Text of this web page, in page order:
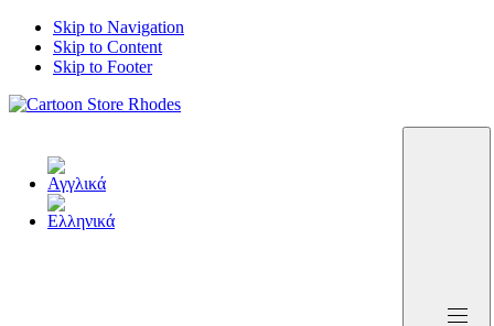
Skip to Navigation
Skip to Content
Skip to Footer